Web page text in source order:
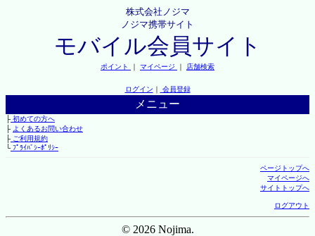
株式会社ノジマ
ノジマ携帯サイト
モバイル会員サイト
ポイント ｜ マイページ ｜ 店舗検索
ログイン ｜ 会員登録
メニュー
├初めての方へ
├ よくあるお問い合わせ
├ご利用規約
└ﾌﾟﾗｲﾊﾞｼｰﾎﾟﾘｼｰ
ページトップへ
マイページへ
サイトトップへ
ログアウト
© 2026 Nojima.